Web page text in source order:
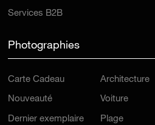
Services B2B
Photographies
Carte Cadeau
Nouveauté
Dernier exemplaire
Architecture
Voiture
Plage